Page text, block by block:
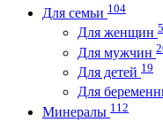
Для семьи 104
Для женщин
Для мужчин
Для детей 19
Для
Минералы 112